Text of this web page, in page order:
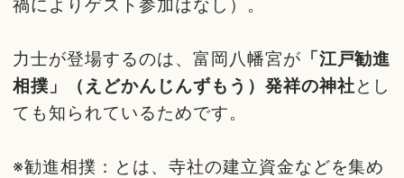
力士が登場するのは、富岡八幡宮が 「江戸勧進
相撲」（えどかんじんずもう）発祥の神社とし
ても知られているためです。
※勧進相撲：とは、寺社の建立資金などを集め